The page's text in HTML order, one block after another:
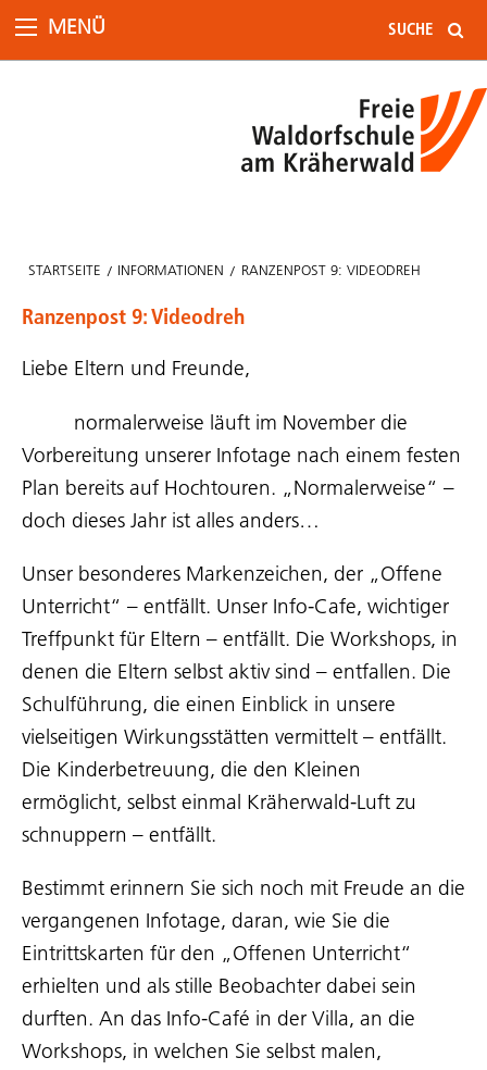
MENÜ
STARTSEITE INFORMATIONEN RANZENPOST 9: VIDEODREH
Ranzenpost 9: Videodreh
Liebe Eltern und Freunde,
normalerweise läuft im November die
Vorbereitung unserer Infotage nach einem festen
Plan bereits auf Hochtouren. „Normalerweise“ –
doch dieses Jahr ist alles anders…
Unser besonderes Markenzeichen, der „Offene
Unterricht“ – entfällt. Unser Info-Cafe, wichtiger
Treffpunkt für Eltern – entfällt. Die Workshops, in
denen die Eltern selbst aktiv sind – entfallen. Die
Schulführung, die einen Einblick in unsere
vielseitigen Wirkungsstätten vermittelt – entfällt.
Die Kinderbetreuung, die den Kleinen
ermöglicht, selbst einmal Kräherwald-Luft zu
schnuppern – entfällt.
Bestimmt erinnern Sie sich noch mit Freude an die
vergangenen Infotage, daran, wie Sie die
Eintrittskarten für den „Offenen Unterricht“
erhielten und als stille Beobachter dabei sein
durften. An das Info-Café in der Villa, an die
Workshops, in welchen Sie selbst malen,